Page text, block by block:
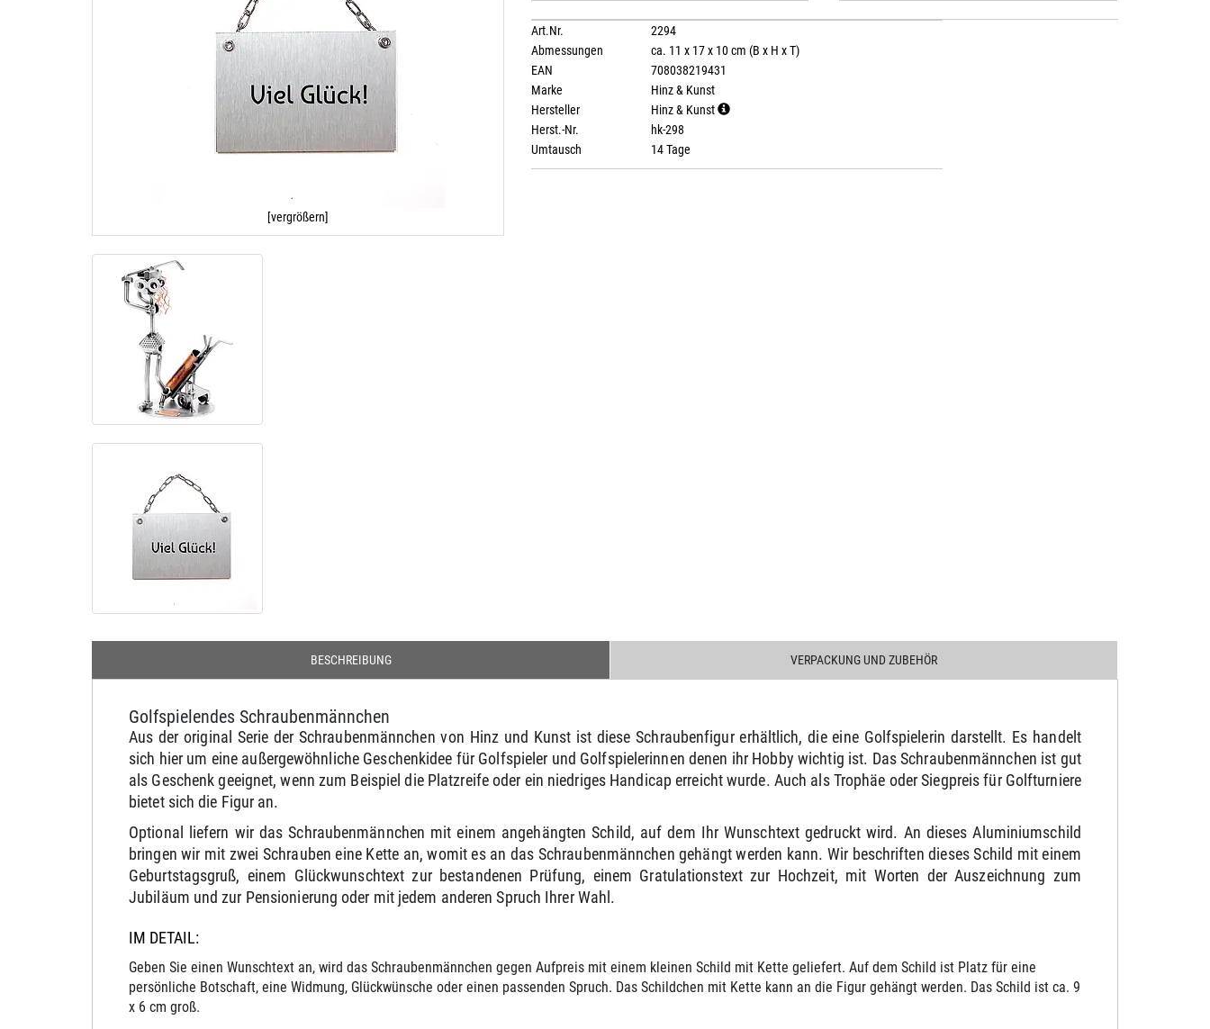
[vergrößern]
Art.Nr.
2294
Abmessungen
ca. 11 x 17 x 10 cm (B x H x T)
EAN
708038219431
Marke
Hinz & Kunst
Hersteller
Hinz & Kunst
Herst.-Nr.
hk-298
Umtausch
14 Tage
BESCHREIBUNG VERPACKUNG UND ZUBEHÖR
Golfspielendes Schraubenmännchen
Aus der original Serie der Schraubenmännchen von Hinz und Kunst ist diese Schraubenfigur erhältlich, die eine Golfspielerin darstellt. Es handelt
sich hier um eine außergewöhnliche Geschenkidee für Golfspieler und Golfspielerinnen denen ihr Hobby wichtig ist. Das Schraubenmännchen ist gut
als Geschenk geeignet, wenn zum Beispiel die Platzreife oder ein niedriges Handicap erreicht wurde. Auch als Trophäe oder Siegpreis für Golfturniere
bietet sich die Figur an.
Optional liefern wir das Schraubenmännchen mit einem angehängten Schild, auf dem Ihr Wunschtext gedruckt wird. An dieses Aluminiumschild
bringen wir mit zwei Schrauben eine Kette an, womit es an das Schraubenmännchen gehängt werden kann. Wir beschriften dieses Schild mit einem
Geburtstagsgruß, einem Glückwunschtext zur bestandenen Prüfung, einem Gratulationstext zur Hochzeit, mit Worten der Auszeichnung zum
Jubiläum und zur Pensionierung oder mit jedem anderen Spruch Ihrer Wahl.
IM DETAIL:
Geben Sie einen Wunschtext an, wird das Schraubenmännchen gegen Aufpreis mit einem kleinen Schild mit Kette geliefert. Auf dem Schild ist Platz für eine
persönliche Botschaft, eine Widmung, Glückwünsche oder einen passenden Spruch. Das Schildchen mit Kette kann an die Figur gehängt werden. Das Schild ist ca. 9
x 6 cm groß.